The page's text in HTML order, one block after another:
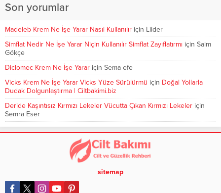
Son yorumlar
Madeleb Krem Ne İşe Yarar Nasıl Kullanılır için Liider
Simflat Nedir Ne İşe Yarar Niçin Kullanılır Simflat Zayıflatırmı için Saim
Gökçe
Diclomec Krem Ne İşe Yarar için Sema efe
Vicks Krem Ne İşe Yarar Vicks Yüze Sürülürmü için Doğal Yollarla
Dudak Dolgunlaştırma | Ciltbakimi.biz
Deride Kaşıntısız Kırmızı Lekeler Vücutta Çıkan Kırmızı Lekeler için
Semra Eser
sitemap